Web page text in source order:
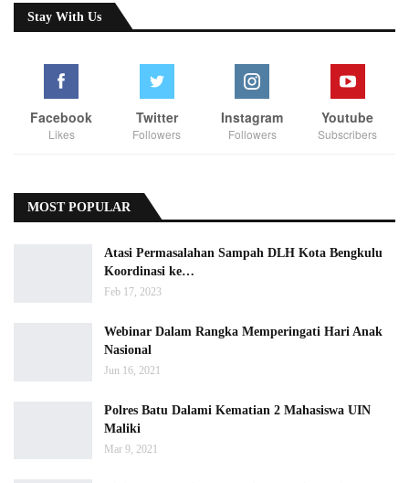
Stay With Us
Facebook
Likes
Twitter
Followers
Instagram
Followers
Youtube
Subscribers
MOST POPULAR
Atasi Permasalahan Sampah DLH Kota Bengkulu
Koordinasi ke…
Feb 17, 2023
Webinar Dalam Rangka Memperingati Hari Anak
Nasional
Jun 16, 2021
Polres Batu Dalami Kematian 2 Mahasiswa UIN
Maliki
Mar 9, 2021